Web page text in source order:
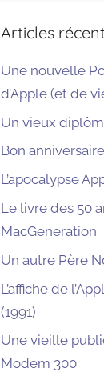
Articles
Une nouvelle
d’Apple (et de
Un vieux
Bon
L’apocalypse
Le livre des 50
MacGeneration
Un autre Père
L’affiche de
(1991)
Une vieille
Modem 300